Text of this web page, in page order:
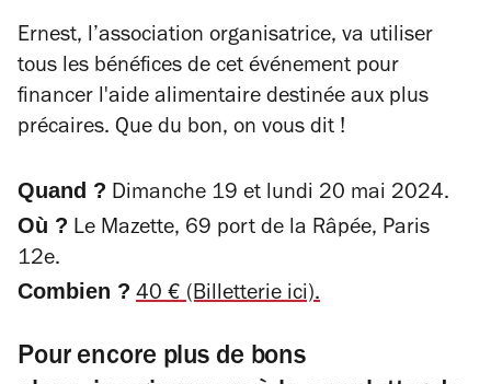
Ernest, l’association organisatrice, va utiliser
tous les bénéfices de cet événement pour
financer l'aide alimentaire destinée aux plus
précaires. Que du bon, on vous dit !
Quand ? Dimanche 19 et lundi 20 mai 2024.
Où ? Le Mazette, 69 port de la Râpée, Paris
12e.
Combien ? 40 € (Billetterie ici).
Pour encore plus de bons